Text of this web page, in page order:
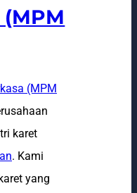
(MPM
karet
. Kami
yang